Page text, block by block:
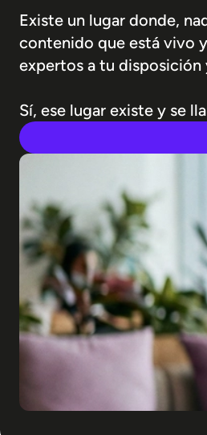
Existe un lugar donde,
contenido que está vivo
expertos a tu
Sí, ese lugar existe y se